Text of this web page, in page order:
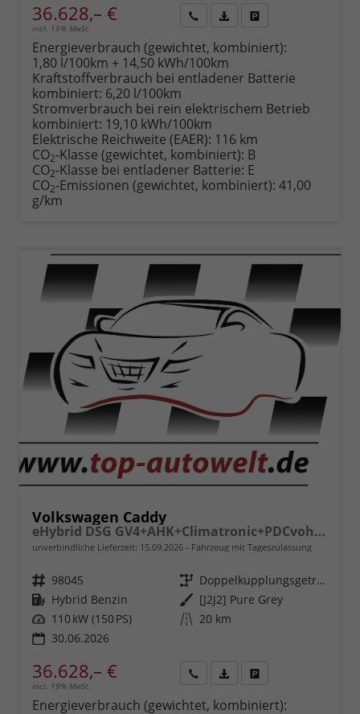
36.628,– €
incl. 19% MwSt.
anfordernDatei,
Fahrzeugexposé
drucken
drucken,
parken
oder
vergleichen
Energieverbrauch (gewichtet, kombiniert):
1,80 l/100km + 14,50 kWh/100km
Kraftstoffverbrauch bei entladener Batterie
kombiniert: 6,20 l/100km
Stromverbrauch bei rein elektrischem Betrieb
kombiniert: 19,10 kWh/100km
Elektrische Reichweite (EAER): 116 km
CO2-Klasse (gewichtet, kombiniert): B
CO2-Klasse bei entladener Batterie: E
CO2-Emissionen (gewichtet, kombiniert): 41,00
g/km
Volkswagen Caddy
eHybrid DSG GV4+AHK+Climatronic+PDCvohi+Cam+Regensens.+AppConnect
unverbindliche Lieferzeit: 15.09.2026 Fahrzeug mit Tageszulassung
Fahrzeugnr. 98045 Getriebe
Doppelkupplungsgetriebe (DSG)
Kraftstoff Hybrid Benzin Außenfarbe [J2J2] Pure Grey
Leistung 110 kW (150 PS) Kilometerstand 20 km
30.06.2026
36.628,– €
incl. 19% MwSt.
anfordernDatei, drucken,
Energieverbrauch (gewichtet, kombiniert):